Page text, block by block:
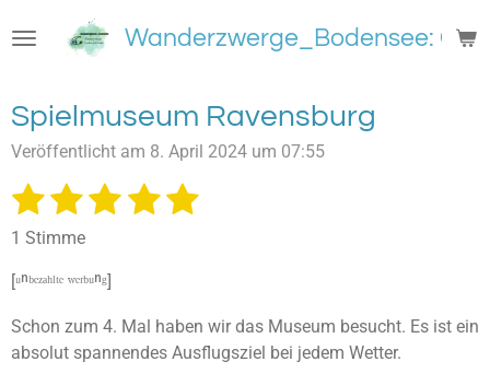
Hauptinhalt
Wanderzwerge_Bodensee:
Spielmuseum Ravensburg
Veröffentlicht am 8. April 2024 um 07:55
B
e
w
e
t
u
1
S
t
e
r
2
S
t
r
3
t
r
4
r
5
r
B
n
g
1 Stimme
[ᵘⁿᵇᵉᶻᵃʰˡᵗᵉ ʷᵉʳᵇᵘⁿᵍ]
Schon zum 4. Mal haben wir das Museum besucht. Es ist ein
absolut spannendes Ausflugsziel bei jedem Wetter.